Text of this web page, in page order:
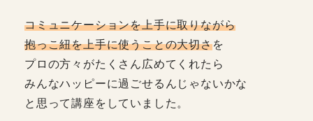
コミュニケーションを上手に取りながら
抱っこ紐を上手に使うことの大切さを
プロの方々がたくさん広めてくれたら
みんなハッピーに過ごせるんじゃないかな
と思って講座をしていました。